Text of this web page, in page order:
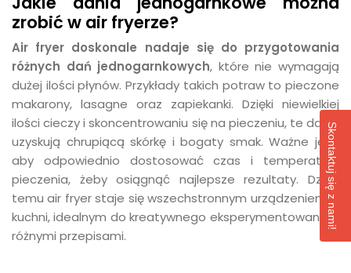
zrobić w air fryerze?
Air fryer doskonale nadaje się do przygotowania
różnych dań jednogarnkowych, które nie wymagają
dużej ilości płynów. Przykłady takich potraw to pieczone
makarony, lasagne oraz zapiekanki. Dzięki niewielkiej
ilości cieczy i skoncentrowaniu się na pieczeniu, te dania
uzyskują chrupiącą skórkę i bogaty smak. Ważne jest,
aby odpowiednio dostosować czas i temperaturę
pieczenia, żeby osiągnąć najlepsze rezultaty. Dzięki
temu air fryer staje się wszechstronnym urządzeniem w
kuchni, idealnym do kreatywnego eksperymentowania z
różnymi przepisami.
Skontaktuj się z nami!